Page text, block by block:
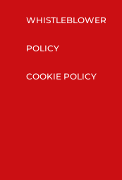
WHISTLEBLOWER
POLICY
COOKIE POLICY